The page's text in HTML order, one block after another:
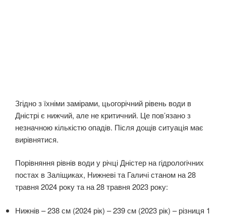
Згідно з їхніми замірами, цьогорічний рівень води в
Дністрі є нижчий, але не критичний. Це пов’язано з
незначною кількістю опадів. Після дощів ситуація має
вирівнятися.
Порівняння рівнів води у річці Дністер на гідрологічних
постах в Заліщиках, Нижневі та Галичі станом на 28
травня 2024 року та на 28 травня 2023 року:
Нижнів – 238 см (2024 рік) – 239 см (2023 рік) – різниця 1